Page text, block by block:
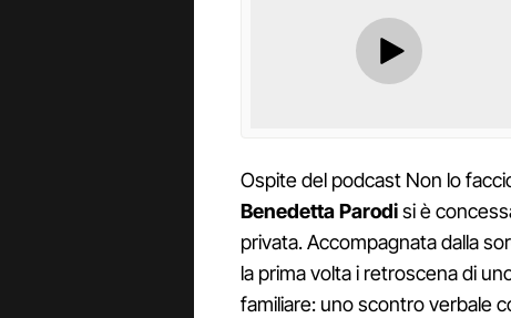
Ospite del podcast Non lo
Benedetta Parodisi è
privata. Accompagnata dalla
la prima volta i retroscena di
familiare: uno scontro verbale